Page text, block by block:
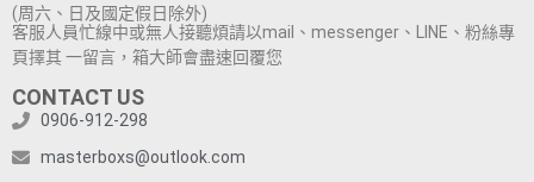
(周六、日及國定假日除外)
客服人員忙線中或無人接聽煩請以mail、messenger、LINE、粉絲專
頁擇其 一留言，箱大師會盡速回覆您
CONTACT US
0906-912-298
masterboxs@outlook.com